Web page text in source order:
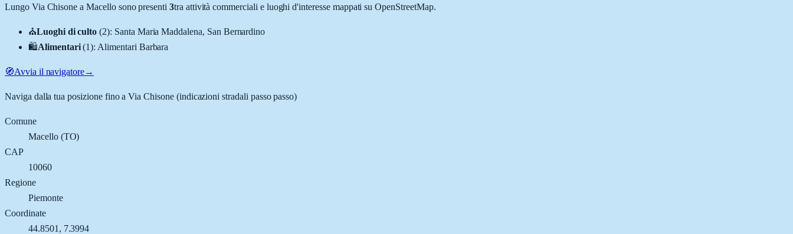
Lungo Via Chisone aMacellosono presenti 3tra attività commerciali e luoghi d'interesse mappati su OpenStreetMap.
⛪Luoghi di culto (2): Santa Maria Maddalena, San Bernardino
🛍️Alimentari (1): Alimentari Barbara
🧭Avvia il navigatore→
Naviga dalla tua posizione fino aVia Chisone(indicazioni stradali passo passo)
Comune
Macello(TO)
CAP
10060
Regione
Piemonte
Coordinate
44.8501 , 7.3994